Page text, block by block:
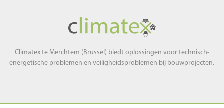
Climatex te Merchtem (Brussel) biedt oplossingen voor technisch-
energetische problemen en veiligheidsproblemen bij bouwprojecten.